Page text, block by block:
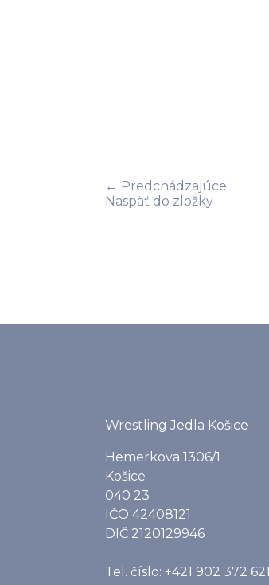
← Predchádzajúce
Naspäť do zložky
Wrestling Jedla Košice
Hemerkova 1306/1
Košice
040 23
IČO 42408121
DIČ 2120129946
Tel. číslo: +421 902 372 621